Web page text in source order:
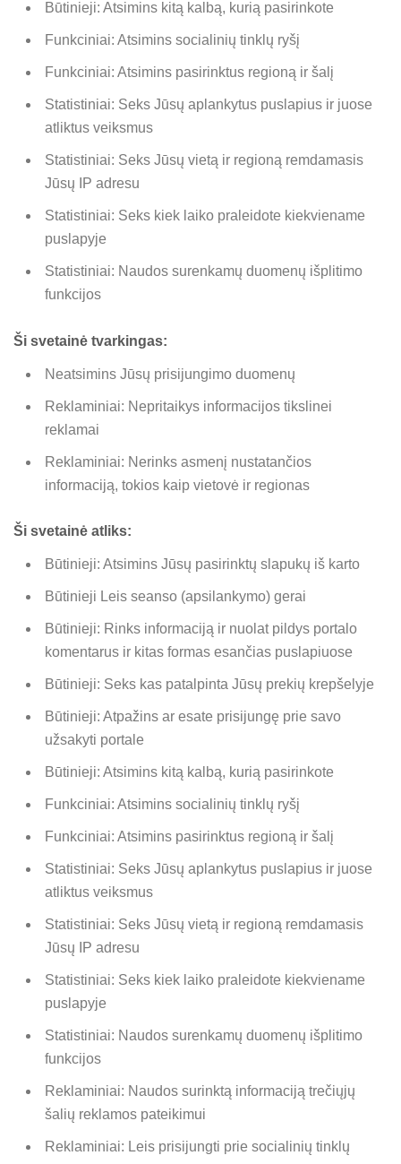
Būtinieji: Atsimins kitą kalbą, kurią pasirinkote
Funkciniai: Atsimins socialinių tinklų ryšį
Funkciniai: Atsimins pasirinktus regioną ir šalį
Statistiniai: Seks Jūsų aplankytus puslapius ir juose
atliktus veiksmus
Statistiniai: Seks Jūsų vietą ir regioną remdamasis
Jūsų IP adresu
Statistiniai: Seks kiek laiko praleidote kiekviename
puslapyje
Statistiniai: Naudos surenkamų duomenų išplitimo
funkcijos
Ši svetainė tvarkingas:
Neatsimins Jūsų prisijungimo duomenų
Reklaminiai: Nepritaikys informacijos tikslinei
reklamai
Reklaminiai: Nerinks asmenį nustatančios
informaciją, tokios kaip vietovė ir regionas
Ši svetainė atliks:
Būtinieji: Atsimins Jūsų pasirinktų slapukų iš karto
Būtinieji Leis seanso (apsilankymo) gerai
Būtinieji: Rinks informaciją ir nuolat pildys portalo
komentarus ir kitas formas esančias puslapiuose
Būtinieji: Seks kas patalpinta Jūsų prekių krepšelyje
Būtinieji: Atpažins ar esate prisijungę prie savo
užsakyti portale
Būtinieji: Atsimins kitą kalbą, kurią pasirinkote
Funkciniai: Atsimins socialinių tinklų ryšį
Funkciniai: Atsimins pasirinktus regioną ir šalį
Statistiniai: Seks Jūsų aplankytus puslapius ir juose
atliktus veiksmus
Statistiniai: Seks Jūsų vietą ir regioną remdamasis
Jūsų IP adresu
Statistiniai: Seks kiek laiko praleidote kiekviename
puslapyje
Statistiniai: Naudos surenkamų duomenų išplitimo
funkcijos
Reklaminiai: Naudos surinktą informaciją trečiųjų
šalių reklamos pateikimui
Reklaminiai: Leis prisijungti prie socialinių tinklų